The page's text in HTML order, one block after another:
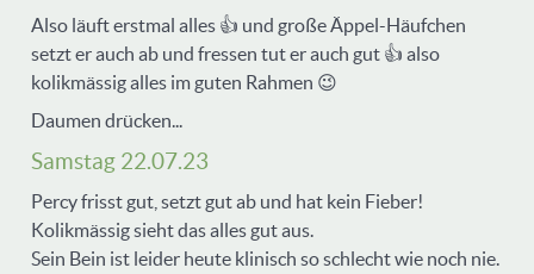
Also läuft erstmal alles 👍 und große Äppel-Häufchen
setzt er auch ab und fressen tut er auch gut 👍 also
kolikmässig alles im guten Rahmen 😉
Daumen drücken...
Samstag 22.07.23
Percy frisst gut, setzt gut ab und hat kein Fieber!
Kolikmässig sieht das alles gut aus.
Sein Bein ist leider heute klinisch so schlecht wie noch nie.